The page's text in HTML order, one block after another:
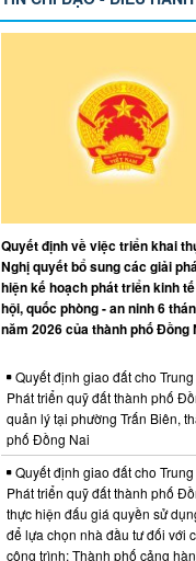
Quyết định về việc triển khai
Nghị quyết bổ sung các giải
hiện kế hoạch phát triển kinh
hội, quốc phòng - an ninh 6
năm 2026 của thành phố Đồng
Quyết định giao đất cho Trung
Phát triển quỹ đất thành phố
quản lý tại phường Trấn Biên,
phố Đồng Nai
Quyết định giao đất cho Trung
Phát triển quỹ đất thành phố
thực hiện đấu giá quyền sử
để lựa chọn nhà đầu tư đối với
công trình: Thành phố cảng